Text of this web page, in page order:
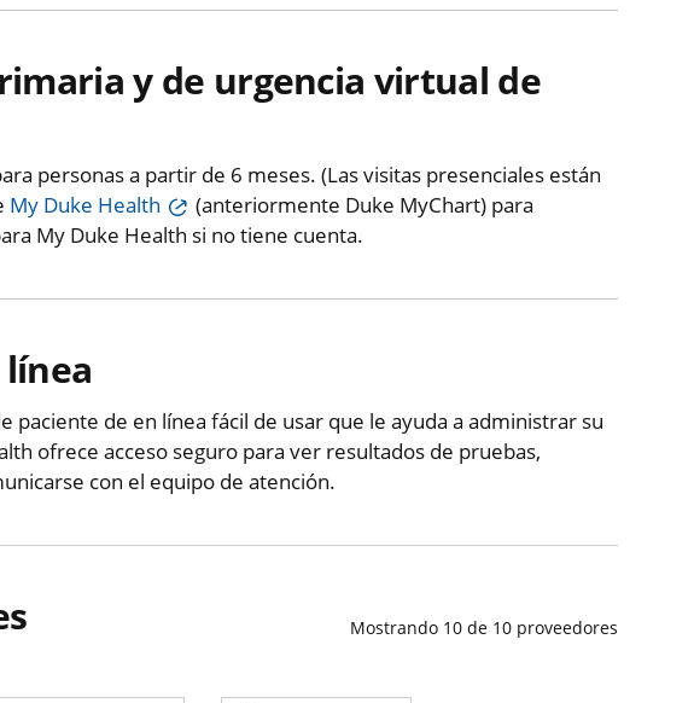
y de urgencia virtual de
personas a partir de 6 meses. (Las visitas presenciales están
My Duke Health
(anteriormente Duke MyChart) para
My Duke Health si no tiene cuenta.
paciente de en línea fácil de usar que le ayuda a administrar su
ofrece acceso seguro para ver resultados de pruebas,
con el equipo de atención.
Mostrando 10 de 10 proveedores